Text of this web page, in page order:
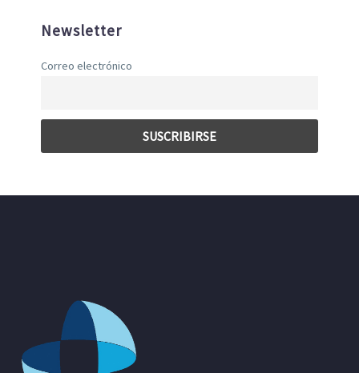
Newsletter
Correo electrónico